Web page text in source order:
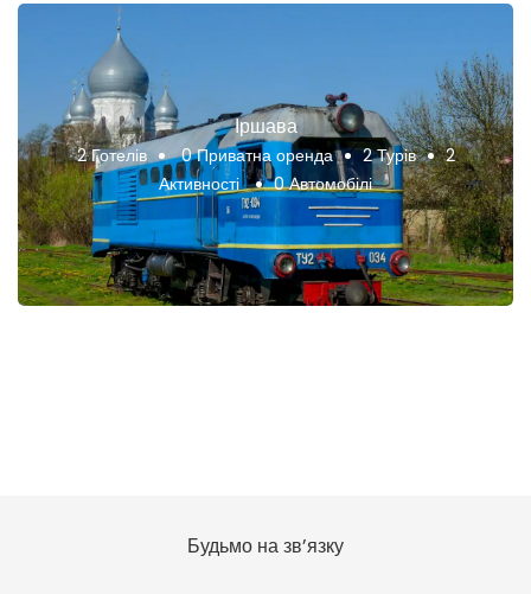
Іршава
2 Готелів 0 Приватна оренда 2 Турів
2
Активності
0 Автомобілі
Будьмо на зв’язку